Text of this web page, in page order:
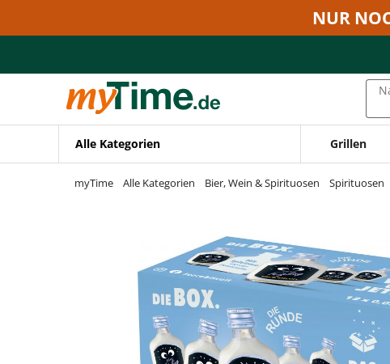
Zur Navigation springen
NUR
Alle Kategorien Grillen
myTime Alle Kategorien Bier, Wein & Spirituosen Spirituosen